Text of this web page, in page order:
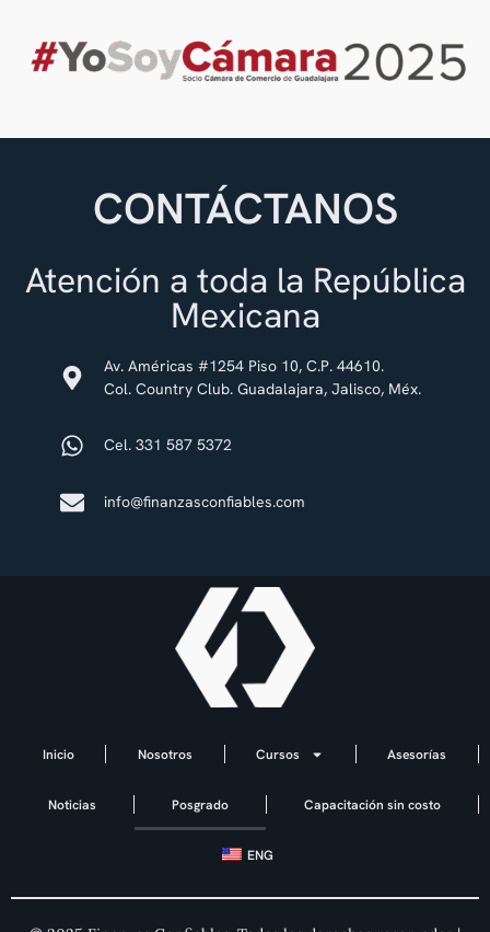
CONTÁCTANOS
Atención a toda la República
Mexicana
Av. Américas #1254 Piso 10, C.P. 44610.
Col. Country Club. Guadalajara, Jalisco, Méx.
Cel. 331 587 5372
info@finanzasconfiables.com
Inicio Nosotros Cursos Asesorías
Noticias Posgrado Capacitación sin costo
ENG